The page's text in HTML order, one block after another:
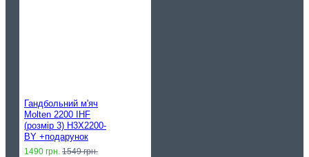
Гандбольний м'яч
Molten 2200 IHF
(розмір 3) H3X2200-
BY +подарунок
1490 грн. 1549 грн.